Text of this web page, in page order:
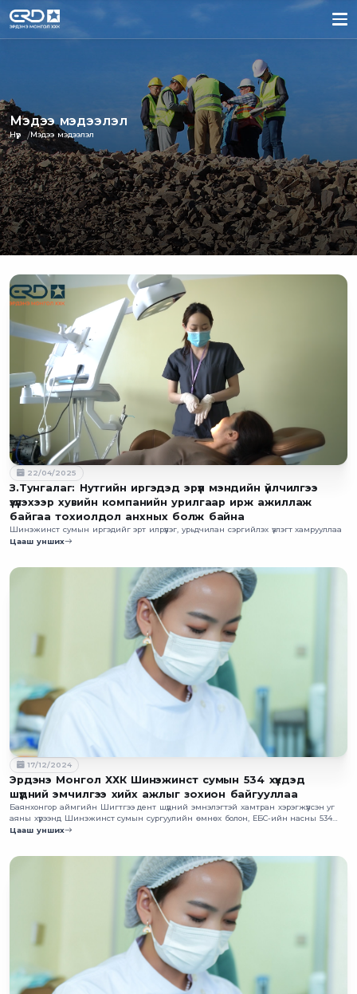
Мэдээ мэдээлэл
Нүүр Мэдээ мэдээлэл
22/04/2025
З.Тунгалаг: Нутгийн иргэдэд эрүүл мэндийн үйлчилгээ
үзүүлэхээр хувийн компанийн урилгаар ирж ажиллаж
байгаа тохиолдол анхных болж байна
Шинэжинст сумын иргэдийг эрт илрүүлэг, урьдчилан сэргийлэх үзлэгт хамрууллаа
Цааш унших
17/12/2024
Эрдэнэ Монгол ХХК Шинэжинст сумын 534 хүүхдэд
шүдний эмчилгээ хийх ажлыг зохион байгууллаа
Баянхонгор аймгийн Шигтгээ дент шүдний эмнэлэгтэй хамтран хэрэгжүүлсэн уг
аяны хүрээнд Шинэжинст сумын сургуулийн өмнөх болон, ЕБС-ийн насны 534
хүүхдэд амны хөндийн оношилгоо эмчилгээ, урьдчилан сэргийлэх үзлэгийг хийсэн
Цааш унших